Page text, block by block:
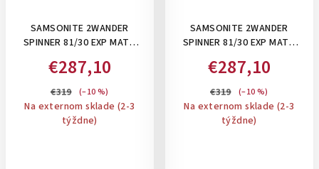
SAMSONITE 2WANDER
SPINNER 81/30 EXP MATT
KUFOR, ROZŠÍRITEĽNÝ
€287,10
€319 (–10 %)
Na externom sklade (2-3
týždne)
SAMSONITE 2WANDER
SPINNER 81/30 EXP MATT
KUFOR, ROZŠÍRITEĽNÝ
€287,10
€319 (–10 %)
Na externom sklade (2-3
týždne)